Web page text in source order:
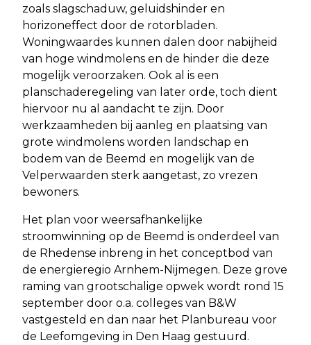
zoals slagschaduw, geluidshinder en
horizoneffect door de rotorbladen.
Woningwaardes kunnen dalen door nabijheid
van hoge windmolens en de hinder die deze
mogelijk veroorzaken. Ook al is een
planschaderegeling van later orde, toch dient
hiervoor nu al aandacht te zijn. Door
werkzaamheden bij aanleg en plaatsing van
grote windmolens worden landschap en
bodem van de Beemd en mogelijk van de
Velperwaarden sterk aangetast, zo vrezen
bewoners.
Het plan voor weersafhankelijke
stroomwinning op de Beemd is onderdeel van
de Rhedense inbreng in het conceptbod van
de energieregio Arnhem-Nijmegen. Deze grove
raming van grootschalige opwek wordt rond 15
september door o.a. colleges van B&W
vastgesteld en dan naar het Planbureau voor
de Leefomgeving in Den Haag gestuurd.